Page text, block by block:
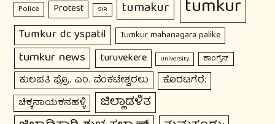
Police Protest SIR tumakur tumkur
Tumkur dc yspatil Tumkur mahanagara palike
tumkur news turuvekere University ಕಾಂಗ್ರೆಸ್
ಕುಲಪತಿ ಪ್ರೊ. ಎಂ. ವೆಂಕಟೇಶ್ವರಲು ಕೊರಟಗೆರೆ:
ಚಿಕ್ಕನಾಯಕನಹಳ್ಳಿ ಜಿಲ್ಲಾಡಳಿತ